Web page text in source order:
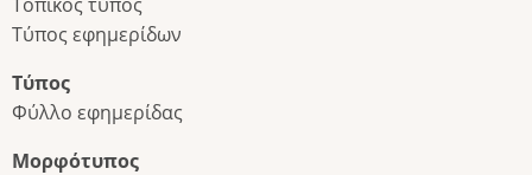
Τύπος εφημερίδων
Τύπος
Φύλλο εφημερίδας
Μορφότυπος